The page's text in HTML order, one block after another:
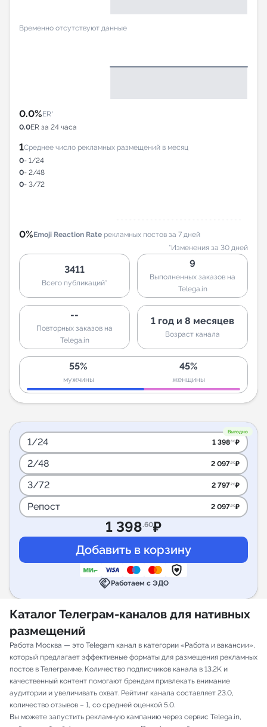
Временно отсутствуют данные
0.0%ER*
0.0ER за 24 часа
1Среднее число рекламных размещений в месяц
0- 1/24
0- 2/48
0- 3/72
0%Emoji Reaction Rate рекламных постов за 7 дней
*Изменения за 30 дней
3411
Всего публикаций*
9
Выполненных заказов на
Telega.in
--
Повторных заказов на
Telega.in
1 год и 8 месяцев
Возраст канала
55%
мужчины
45%
женщины
Выгодно
1/24 1 398.60₽
2/48 2 097.90₽
3/72 2 797.20₽
Репост 2 097.90₽
1 398.60₽
handshakeРаботаем с ЭДО
Каталог Телеграм-каналов для нативных
размещений
Работа Москва — это Telegam канал в категории «Работа и вакансии»,
который предлагает эффективные форматы для размещения рекламных
постов в Телеграмме. Количество подписчиков канала в 13.2K и
качественный контент помогают брендам привлекать внимание
аудитории и увеличивать охват. Рейтинг канала составляет 23.0,
количество отзывов – 1, со средней оценкой 5.0.
Вы можете запустить рекламную кампанию через сервис Telega.in,